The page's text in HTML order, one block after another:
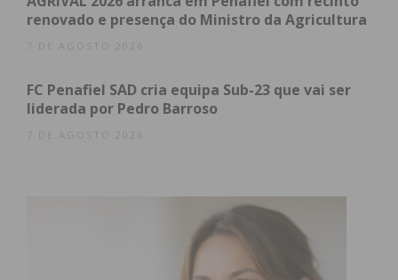
renovado e presença do Ministro da Agricultura
7 DE AGOSTO 2026
FC Penafiel SAD cria equipa Sub-23 que vai ser
liderada por Pedro Barroso
7 DE AGOSTO 2026